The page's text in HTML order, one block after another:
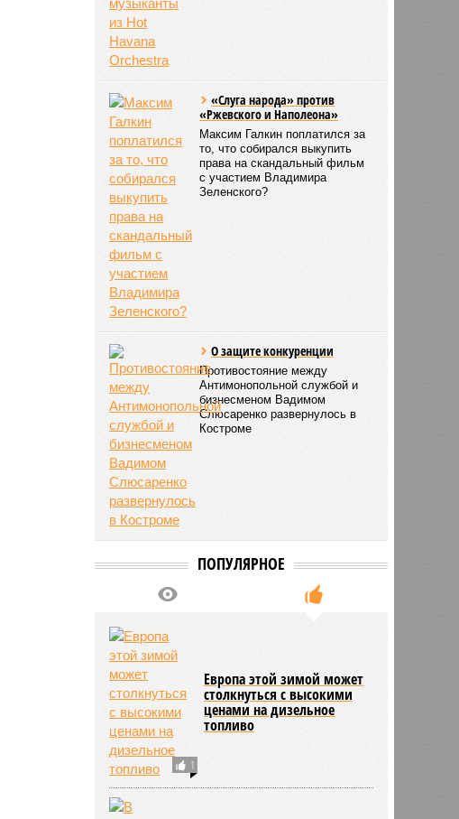
«Слуга народа» против
«Ржевского и Наполеона»
Максим Галкин поплатился за
то, что собирался выкупить
права на скандальный фильм
с участием Владимира
Зеленского?
О защите конкуренции
Противостояние между
Антимонопольной службой и
бизнесменом Вадимом
Слюсаренко развернулось в
Костроме
ПОПУЛЯРНОЕ
1
Европа этой зимой может
столкнуться с высокими
ценами на дизельное
топливо